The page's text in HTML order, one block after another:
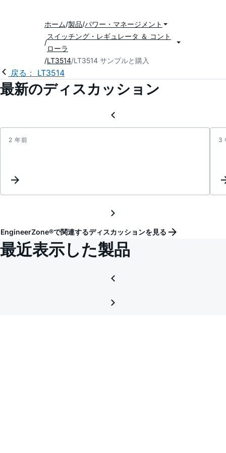
ホーム 製品 パワー・マネージメント
スイッチング・レギュレータ ＆ コント
ローラ
LT3514 LT3514 サンプルと購入
戻る： LT3514
最新のディスカッション
2 年前 3
EngineerZone®で関連するディスカッションを見る
最近表示した製品